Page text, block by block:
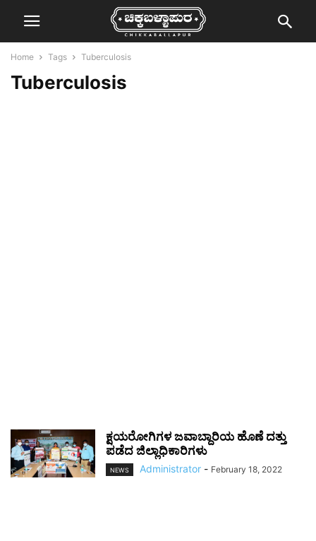
Home Tags Tuberculosis
Tuberculosis
ಕ್ಷಯರೋಗಿಗಳ ಜವಾಬ್ದಾರಿಯ ಹೊಣೆ ದತ್ತು
ಪಡೆದ ಜಿಲ್ಲಾಧಿಕಾರಿಗಳು
NEWS Administrator - February 18, 2022